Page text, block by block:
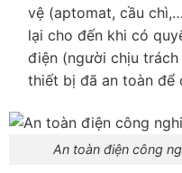
vệ (aptomat, cầu
lại cho đến khi có
điện (người chịu
thiết bị đã an toàn để
An toàn điện công